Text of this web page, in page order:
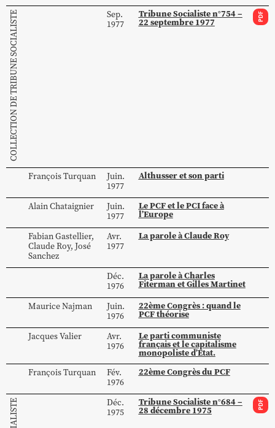
COLLECTION DE TRIBUNE SOCIALISTE
Sep.
1977
Tribune Socialiste n°754 –
22 septembre 1977 PDF
FrançoisTurquan
Juin.
1977
Althusser et son parti
AlainChataignier
Juin.
1977
Le PCF et le PCI face à
l’Europe
FabianGastellier,
ClaudeRoy, José
Sanchez
Avr.
1977
La parole à Claude Roy
Déc.
1976
La parole à Charles
Fiterman et Gilles Martinet
MauriceNajman
Juin.
1976
22ème Congrès : quand le
PCF théorise
JacquesValier
Avr.
1976
Le parti communiste
français et le capitalisme
monopoliste d’Etat.
FrançoisTurquan
Fév.
1976
22ème Congrès du PCF
Déc.
1975
Tribune Socialiste n°684 –
28 décembre 1975 PDF